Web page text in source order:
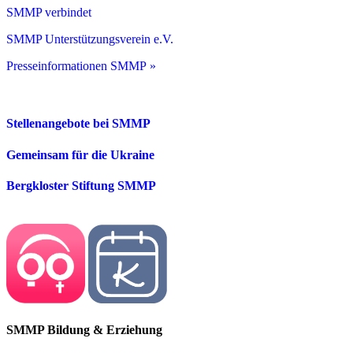
SMMP verbindet
SMMP Unterstützungsverein e.V.
Presseinformationen SMMP »
Stellenangebote bei SMMP
Gemeinsam für die Ukraine
Bergkloster Stiftung SMMP
SMMP Bildung & Erziehung